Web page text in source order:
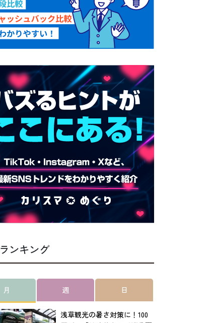
ランキング
月 週 日
浅草観光の暑さ対策に！100